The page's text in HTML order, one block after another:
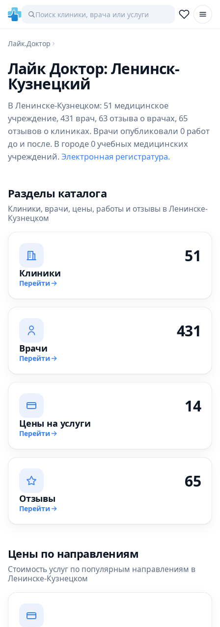
Лайк.Доктор
Лайк Доктор: Ленинск-
Кузнецкий
В Ленинске-Кузнецком: 51 медицинское
учреждение, 431 врач, 63 отзыва о врачах, 65
отзывов о клиниках. Врачи опубликовали 0 работ
до и после. В городе 0 учебных медицинских
учреждений. Электронная регистратура.
Разделы каталога
Клиники, врачи, цены, работы и отзывы в Ленинске-
Кузнецком
51
Клиники
Перейти
431
Врачи
Перейти
14
Цены на услуги
Перейти
65
Отзывы
Перейти
Цены по направлениям
Стоимость услуг по популярным направлениям в
Ленинске-Кузнецком